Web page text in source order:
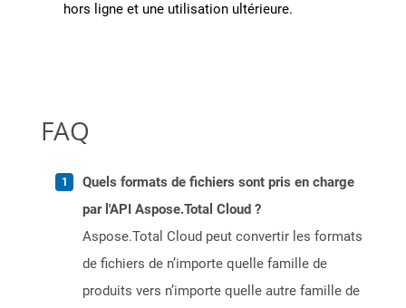
hors ligne et une utilisation ultérieure.
FAQ
Quels formats de fichiers sont pris en charge
par l'API Aspose.Total Cloud ?
Aspose.Total Cloud peut convertir les formats
de fichiers de n’importe quelle famille de
produits vers n’importe quelle autre famille de